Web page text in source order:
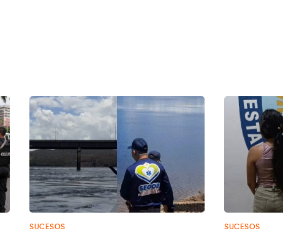
SUCESOS SUCESOS